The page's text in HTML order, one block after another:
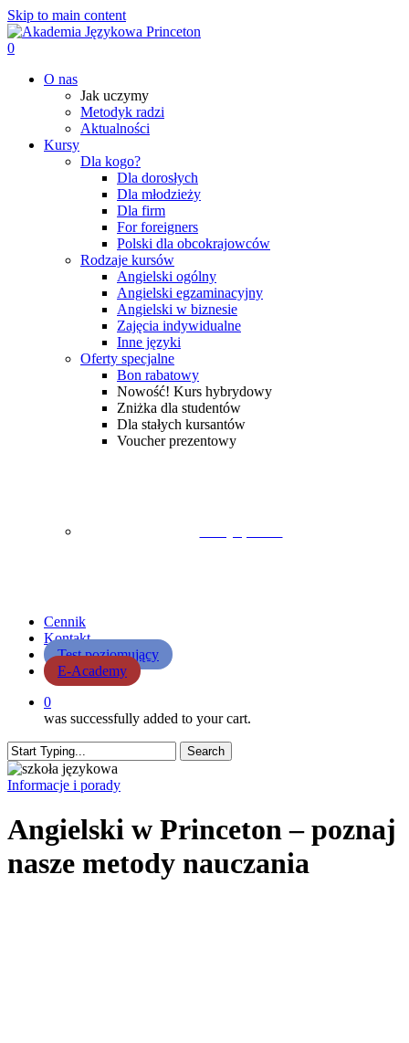
Skip to main content
0
O nas
Jak uczymy
Metodyk radzi
Aktualności
Kursy
Dla kogo?
Dla dorosłych
Dla młodzieży
Dla firm
For foreigners
Polski dla obcokrajowców
Rodzaje kursów
Angielski ogólny
Angielski egzaminacyjny
Angielski w biznesie
Zajęcia indywidualne
Inne języki
Oferty specjalne
Bon rabatowy
Nowość! Kurs hybrydowy
Zniżka dla studentów
Dla stałych kursantów
Voucher prezentowy
Cennik
Kontakt
Test poziomujący
E-Academy
0
was successfully added to your cart.
Search
Close
Search
Informacje i porady
Angielski w Princeton – poznaj
nasze metody nauczania